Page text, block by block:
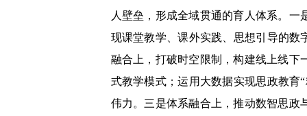
人壁垒，形成全域贯通的育人体系。
现课堂教学、课外实践、思想引导的数
融合上，打破时空限制，构建线上线下
式教学模式；运用大数据实现思政教育
伟力。三是体系融合上，推动数智思政